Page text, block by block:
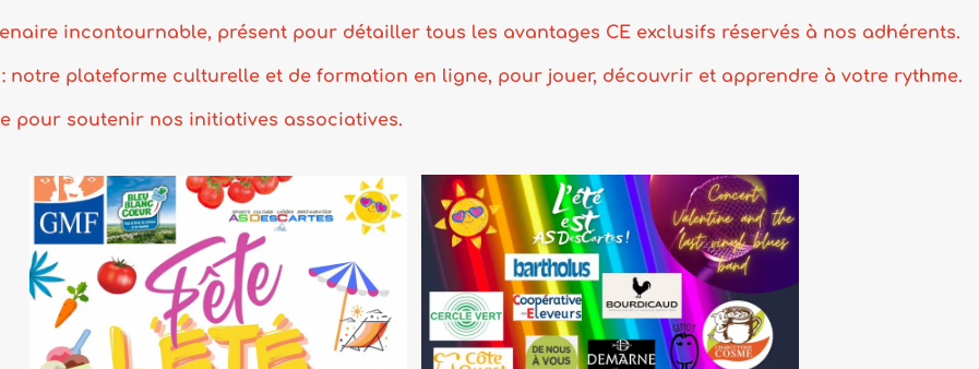
présent pour détailler tous les avantages CE exclusifs réservés à nos adhérents.
culturelle et de formation en ligne, pour jouer, découvrir et apprendre à votre rythme.
initiatives associatives.